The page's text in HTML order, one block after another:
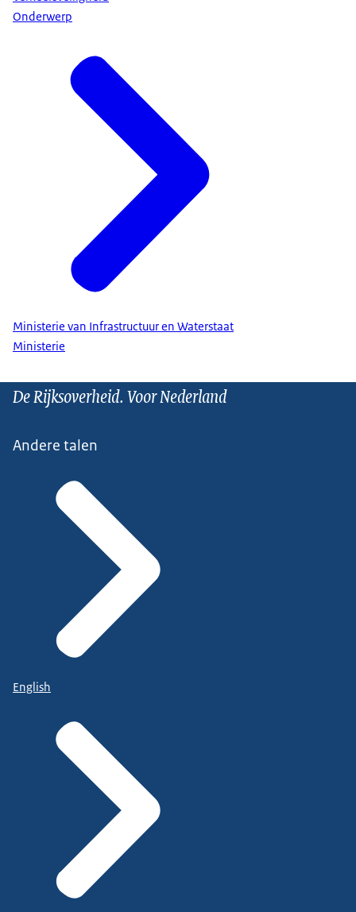
Onderwerp
Ministerie van Infrastructuur en Waterstaat
Ministerie
De Rijksoverheid. Voor Nederland
Andere talen
English